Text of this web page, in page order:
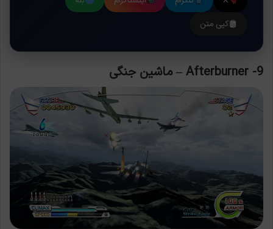
کپی متن
9- Afterburner – ماشین جنگی